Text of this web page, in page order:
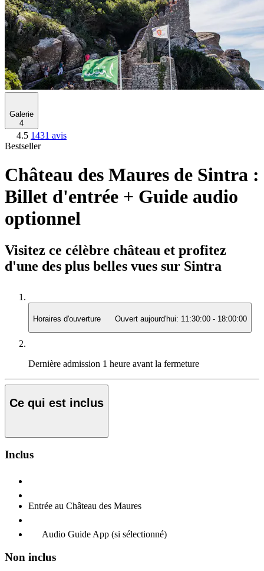
Galerie
4
4.5 1431 avis
Bestseller
Château des Maures de Sintra :
Billet d'entrée + Guide audio
optionnel
Visitez ce célèbre château et profitez
d'une des plus belles vues sur Sintra
Horaires d'ouverture Ouvert aujourd'hui: 11:30:00 - 18:00:00
Dernière admission 1 heure avant la fermeture
Ce qui est inclus
Inclus
Entrée au Château des Maures
Audio Guide App (si sélectionné)
Non inclus